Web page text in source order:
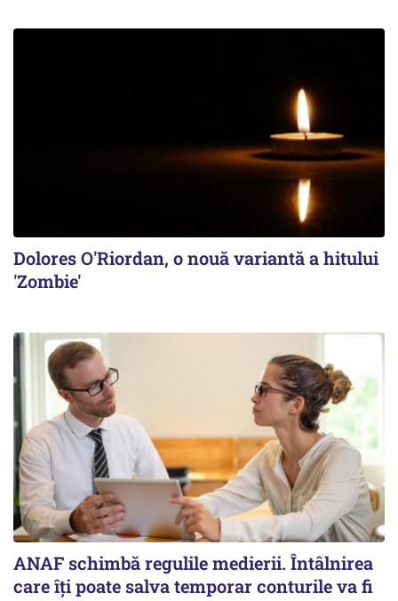
Dolores O'Riordan, o nouă variantă a hitului
'Zombie'
ANAF schimbă regulile medierii. Întâlnirea
care îți poate salva temporar conturile va fi